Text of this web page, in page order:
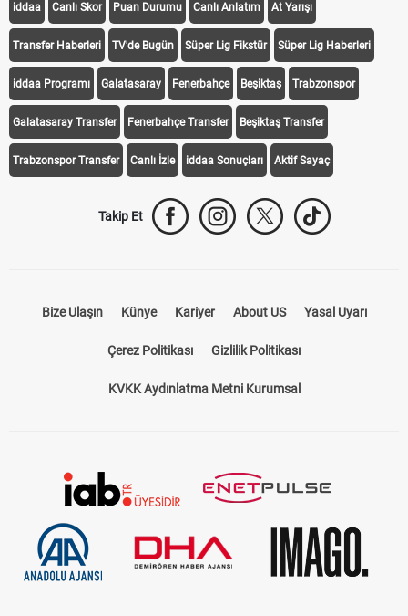
iddaa Canlı Skor Puan Durumu Canlı Anlatım At Yarışı
Transfer Haberleri TV'de Bugün Süper Lig Fikstür Süper Lig Haberleri
iddaa Programı Galatasaray Fenerbahçe Beşiktaş Trabzonspor
Galatasaray Transfer Fenerbahçe Transfer Beşiktaş Transfer
Trabzonspor Transfer Canlı İzle iddaa Sonuçları Aktif Sayaç
Takip Et
Bize Ulaşın Künye Kariyer About US Yasal Uyarı
Çerez Politikası Gizlilik Politikası
KVKK Aydınlatma Metni Kurumsal